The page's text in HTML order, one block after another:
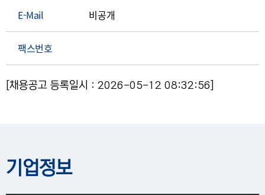
E-Mail 비공개
팩스번호
[채용공고 등록일시 : 2026-05-12 08:32:56]
기업정보